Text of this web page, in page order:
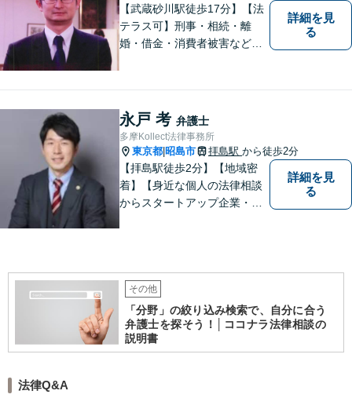
【武蔵砂川駅徒歩17分】【法
テラス可】刑事・相続・離
婚・借金・消費者被害など、
味方となり、しかるべき方向
へと導いてまいります。まず
はお気軽にご相談ください。
詳細を見
る
永戸 考 弁護士
多摩Kollect法律事務所
東京都 昭島市 拝島駅 から徒歩2分
【拝島駅徒歩2分】【地域密
着】【身近な個人の法律相談
からスタートアップ企業・中
イスをご提供します。
詳細を見
る
その他
「分野」の絞り込み検索で、自分に合う
弁護士を探そう！│ココナラ法律相談の
説明書
法律Q&A